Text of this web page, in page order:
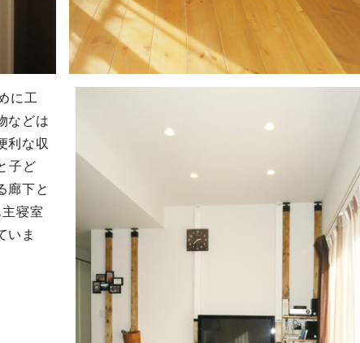
に工
などは
利な収
子ど
廊下と
寝室
いま